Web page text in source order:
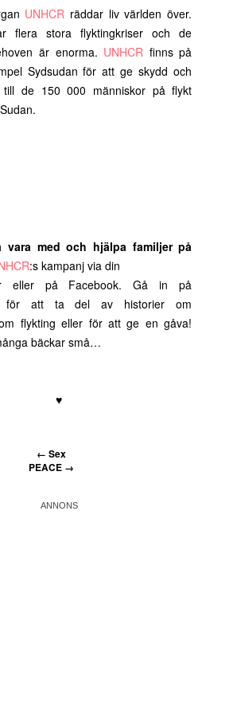
UNHCR räddar liv världen över.
flera stora flyktingkriser och de
är enorma. UNHCR finns på
Sydsudan för att ge skydd och
till de 150 000 människor på flykt
vara med och hjälpa familjer på
:s kampanj via din
eller på Facebook. Gå in på
för att ta del av historier om
flykting eller för att ge en gåva!
bäckar små…
♥
← Sex
PEACE →